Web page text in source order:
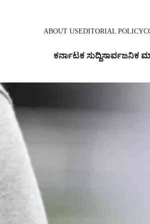
ABOUT USEDITORIAL POLICY
ಕರ್ನಾಟಕ ಸುದ್ದಿಸಾರ್ವಜನಿಕ